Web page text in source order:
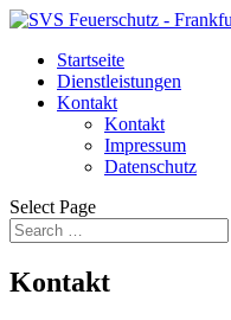
Startseite
Dienstleistungen
Kontakt
Kontakt
Impressum
Datenschutz
Select Page
Kontakt